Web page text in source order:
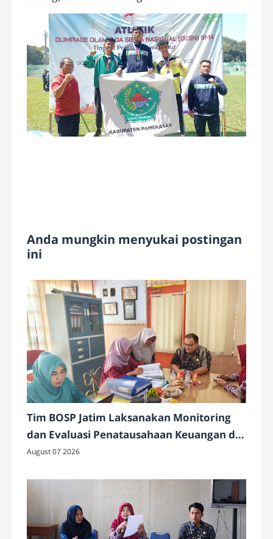
Anda mungkin menyukai postingan
ini
Tim BOSP Jatim Laksanakan Monitoring
dan Evaluasi Penatausahaan Keuangan di
SMAN 4 Pamekasan
August 07 2026